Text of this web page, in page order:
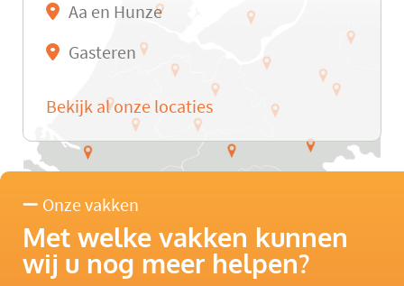
Aa en Hunze
Gasteren
Bekijk al onze locaties
Onze vakken
Met welke vakken kunnen
wij u nog meer helpen?